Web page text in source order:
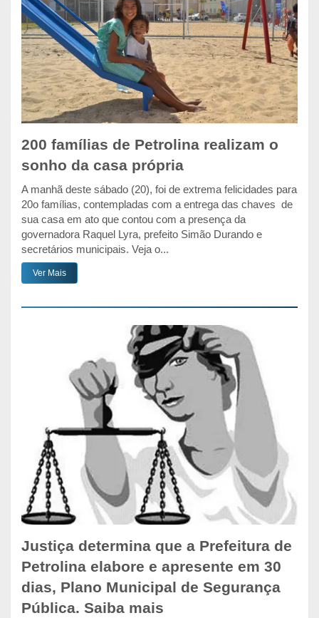
200 famílias de Petrolina realizam o
sonho da casa própria
A manhã deste sábado (20), foi de extrema felicidades para
20o famílias, contempladas com a entrega das chaves de
sua casa em ato que contou com a presença da
governadora Raquel Lyra, prefeito Simão Durando e
secretários municipais. Veja o...
Ver Mais
Justiça determina que a Prefeitura de
Petrolina elabore e apresente em 30
dias, Plano Municipal de Segurança
Pública. Saiba mais